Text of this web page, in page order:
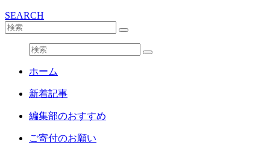
SEARCH
ホーム
新着記事
編集部のおすすめ
ご寄付のお願い